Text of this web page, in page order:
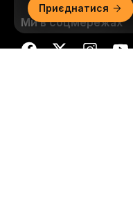
Ми в соцмережах
Приєднатися